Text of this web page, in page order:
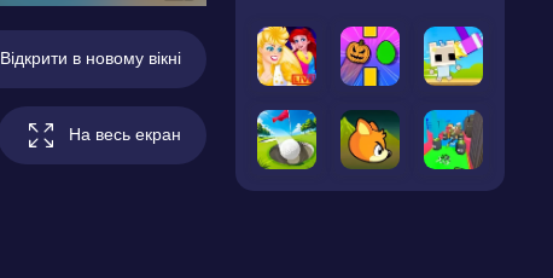
Відкрити в новому вікні
На весь екран